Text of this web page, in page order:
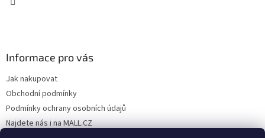
Informace pro vás
Jak nakupovat
Obchodní podmínky
Podmínky ochrany osobních údajů
Najdete nás i na MALL.CZ